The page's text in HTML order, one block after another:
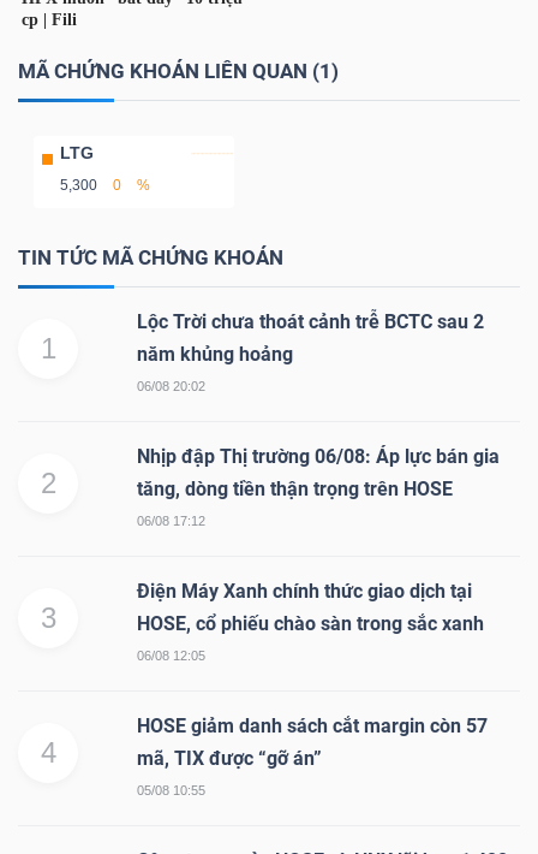
MÃ CHỨNG KHOÁN LIÊN QUAN (1)
LTG
5,300 0 %
TIN TỨC MÃ CHỨNG KHOÁN
1
Lộc Trời chưa thoát cảnh trễ BCTC sau 2
năm khủng hoảng
06/08 20:02
2
Nhịp đập Thị trường 06/08: Áp lực bán gia
tăng, dòng tiền thận trọng trên HOSE
06/08 17:12
3
Điện Máy Xanh chính thức giao dịch tại
HOSE, cổ phiếu chào sàn trong sắc xanh
06/08 12:05
4
HOSE giảm danh sách cắt margin còn 57
mã, TIX được “gỡ án”
05/08 10:55
CÔNG
NGHỆ
VỤ
BẤT